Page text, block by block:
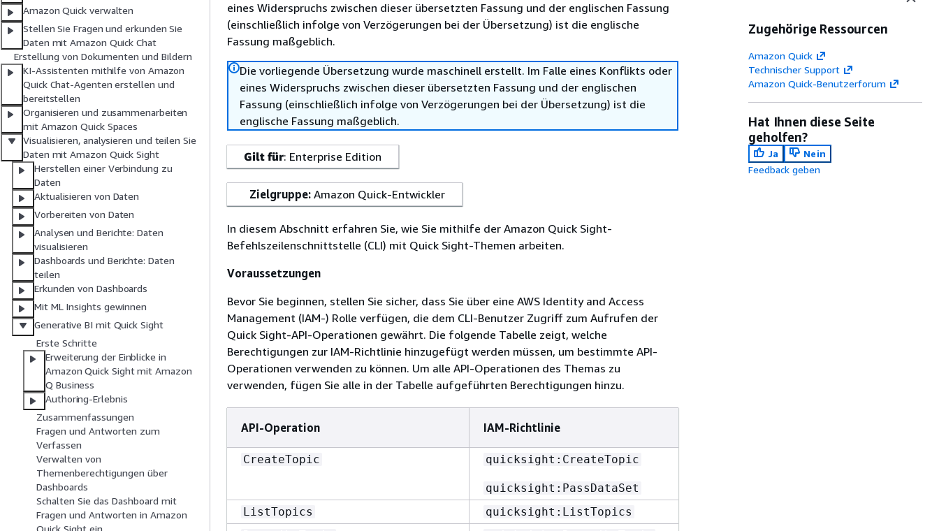
Amazon Quick verwalten
Stellen Sie Fragen und erkunden Sie
Daten mit Amazon Quick Chat
Erstellung von Dokumenten und Bildern
KI-Assistenten mithilfe von Amazon
Quick Chat-Agenten erstellen und
bereitstellen
Organisieren und zusammenarbeiten
mit Amazon Quick Spaces
Visualisieren, analysieren und teilen Sie
Daten mit Amazon Quick Sight
Herstellen einer Verbindung zu
Daten
Aktualisieren von Daten
Vorbereiten von Daten
Analysen und Berichte: Daten
visualisieren
Dashboards und Berichte: Daten
teilen
Erkunden von Dashboards
Mit ML Insights gewinnen
Generative BI mit Quick Sight
Erste Schritte
Erweiterung der Einblicke in
Amazon Quick Sight mit Amazon
Q Business
Authoring-Erlebnis
Zusammenfassungen
Fragen und Antworten zum
Verfassen
Verwalten von
Themenberechtigungen über
Dashboards
Schalten Sie das Dashboard mit
Fragen und Antworten in Amazon
eines Widerspruchs zwischen dieser übersetzten Fassung und der englischen Fassung
(einschließlich infolge von Verzögerungen bei der Übersetzung) ist die englische
Fassung maßgeblich.
Die vorliegende Übersetzung wurde maschinell erstellt. Im Falle eines Konflikts oder
eines Widerspruchs zwischen dieser übersetzten Fassung und der englischen
Fassung (einschließlich infolge von Verzögerungen bei der Übersetzung) ist die
englische Fassung maßgeblich.
Gilt für: Enterprise Edition
Zielgruppe: Amazon Quick-Entwickler
In diesem Abschnitt erfahren Sie, wie Sie mithilfe der Amazon Quick Sight-
Befehlszeilenschnittstelle (CLI) mit Quick Sight-Themen arbeiten.
Voraussetzungen
Bevor Sie beginnen, stellen Sie sicher, dass Sie über eine AWS Identity and Access
Management (IAM-) Rolle verfügen, die dem CLI-Benutzer Zugriff zum Aufrufen der
Quick Sight-API-Operationen gewährt. Die folgende Tabelle zeigt, welche
Berechtigungen zur IAM-Richtlinie hinzugefügt werden müssen, um bestimmte API-
Operationen verwenden zu können. Um alle API-Operationen des Themas zu
verwenden, fügen Sie alle in der Tabelle aufgeführten Berechtigungen hinzu.
API-Operation IAM-Richtlinie
CreateTopic quicksight:CreateTopic
quicksight:PassDataSet
ListTopics
quicksight:ListTopics
Zugehörige Ressourcen
Amazon Quick
Technischer Support
Amazon Quick-Benutzerforum
Hat Ihnen diese Seite
geholfen?
Ja
Nein
Feedback geben